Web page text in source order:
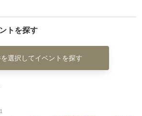
トを探す
選択してイベントを探す